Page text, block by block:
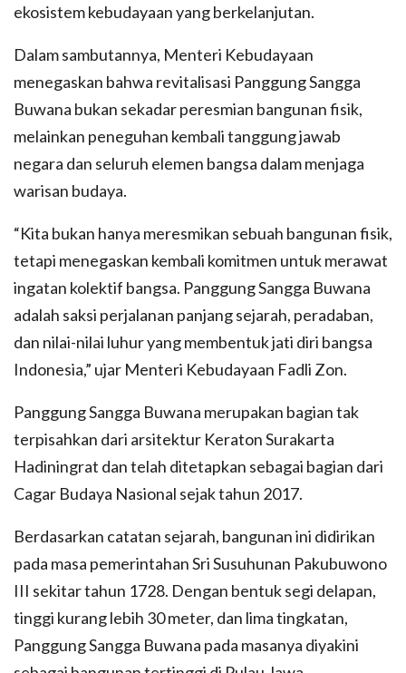
ekosistem kebudayaan yang berkelanjutan.
Dalam sambutannya, Menteri Kebudayaan
menegaskan bahwa revitalisasi Panggung Sangga
Buwana bukan sekadar peresmian bangunan fisik,
melainkan peneguhan kembali tanggung jawab
negara dan seluruh elemen bangsa dalam menjaga
warisan budaya.
“Kita bukan hanya meresmikan sebuah bangunan fisik,
tetapi menegaskan kembali komitmen untuk merawat
ingatan kolektif bangsa. Panggung Sangga Buwana
adalah saksi perjalanan panjang sejarah, peradaban,
dan nilai-nilai luhur yang membentuk jati diri bangsa
Indonesia,” ujar Menteri Kebudayaan Fadli Zon.
Panggung Sangga Buwana merupakan bagian tak
terpisahkan dari arsitektur Keraton Surakarta
Hadiningrat dan telah ditetapkan sebagai bagian dari
Cagar Budaya Nasional sejak tahun 2017.
Berdasarkan catatan sejarah, bangunan ini didirikan
pada masa pemerintahan Sri Susuhunan Pakubuwono
III sekitar tahun 1728. Dengan bentuk segi delapan,
tinggi kurang lebih 30 meter, dan lima tingkatan,
Panggung Sangga Buwana pada masanya diyakini